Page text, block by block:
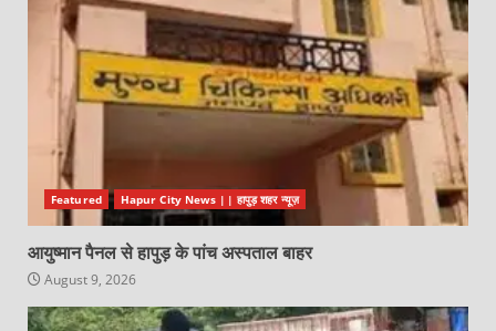
Featured Hapur City News || हापुड़ शहर न्यूज़
आयुष्मान पैनल से हापुड़ के पांच अस्पताल बाहर
August 9, 2026